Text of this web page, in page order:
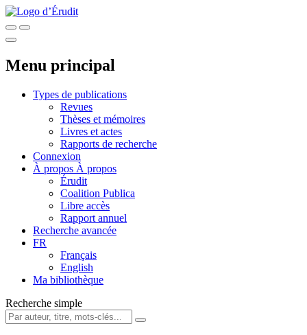
Menu principal
Types de publications
Revues
Thèses et mémoires
Livres et actes
Rapports de recherche
Connexion
À propos À propos
Érudit
Coalition Publica
Libre accès
Rapport annuel
Recherche avancée
FR
Français
English
Ma bibliothèque
Recherche simple